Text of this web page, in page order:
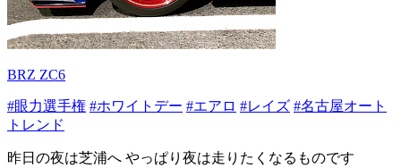
BRZ ZC6
#眼力選手権 #ホワイトデー #エアロ #レイズ #名古屋オート
トレンド
昨日の夜は芝浦へ やっぱり夜は走りたくなるものです